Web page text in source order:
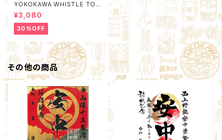
YOKOKAWA WHISTLE TOW
N Poach M (Quality Control
by EACHTIME. )
¥3,080
30%OFF
その他の商品